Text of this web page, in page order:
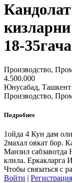
18-35гача
Производство,
4.500.000
Юнусабад, Ташкент
Производство,
Подробнее
1ойда 4 Кун дам
2махал овкат бор.
Манзил сабзавотда
клила. Еркакларга
Чтобы связаться с
Войти | Регистрация